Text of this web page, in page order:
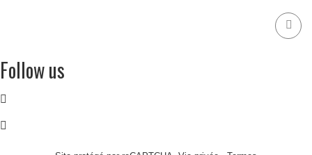
Follow us